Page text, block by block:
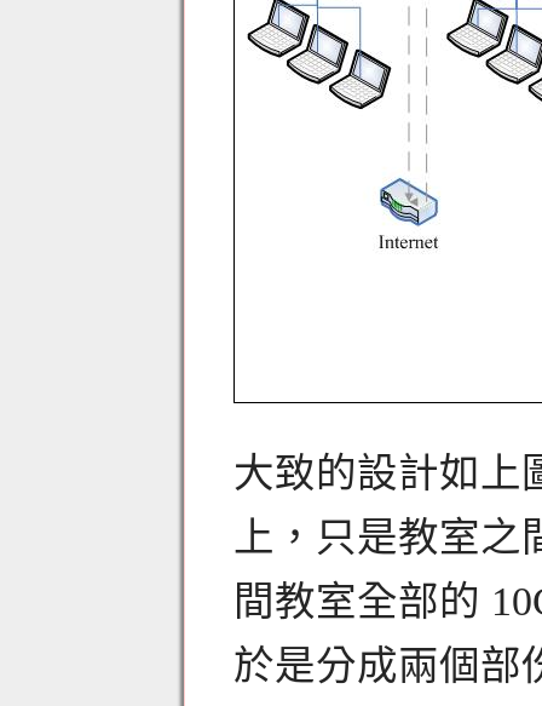
大致的設計如上
上，只是教室
間教室全部的
於是分成兩個部